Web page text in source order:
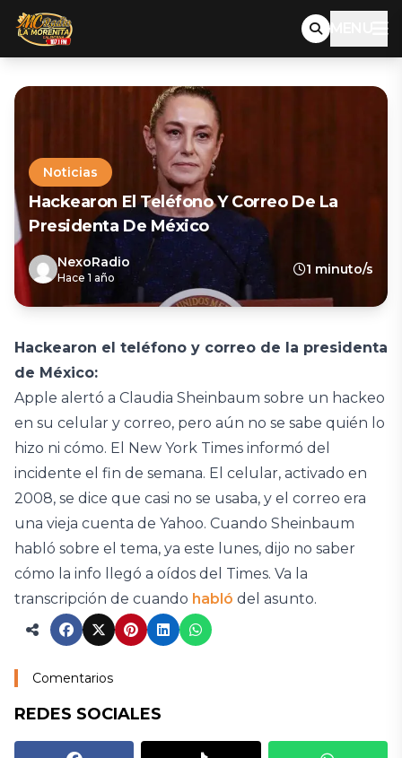
MENU
Noticias
Hackearon El Teléfono Y Correo De La
Presidenta De México
NexoRadio
Hace 1 año
1 minuto/s
Hackearon el teléfono y correo de la presidenta
de México:
Apple alertó a Claudia Sheinbaum sobre un hackeo
en su celular y correo, pero aún no se sabe quién lo
hizo ni cómo. El New York Times informó del
incidente el fin de semana. El celular, activado en
2008, se dice que casi no se usaba, y el correo era
una vieja cuenta de Yahoo. Cuando Sheinbaum
habló sobre el tema, ya este lunes, dijo no saber
cómo la info llegó a oídos del Times. Va la
transcripción de cuando habló del asunto.
Comentarios
REDES SOCIALES